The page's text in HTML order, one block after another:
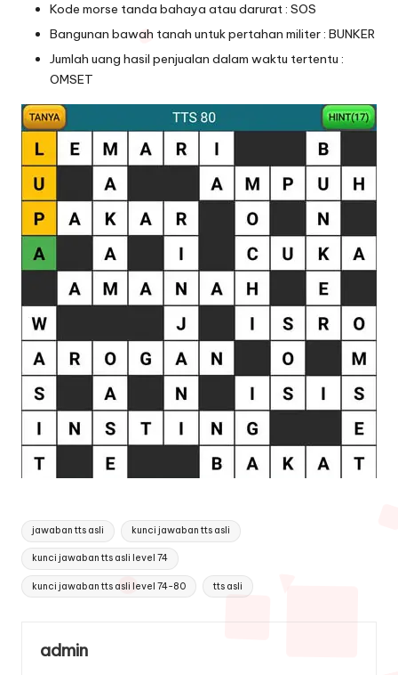
Kode morse tanda bahaya atau darurat : SOS
Bangunan bawah tanah untuk pertahan militer : BUNKER
Jumlah uang hasil penjualan dalam waktu tertentu :
OMSET
Tags:
jawaban tts asli kunci jawaban tts asli
kunci jawaban tts asli level 74
kunci jawaban tts asli level 74-80 tts asli
admin